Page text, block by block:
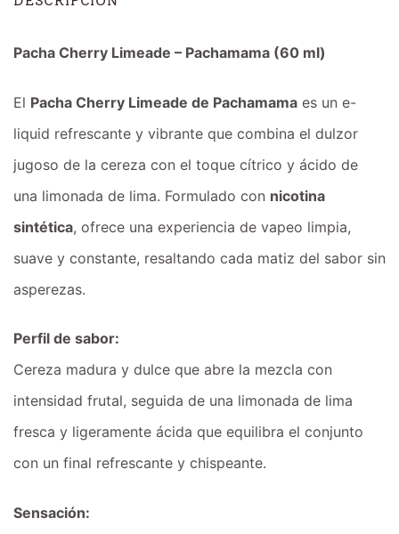
Pacha Cherry Limeade – Pachamama (60 ml)
El Pacha Cherry Limeade de Pachamama es un e-
liquid refrescante y vibrante que combina el dulzor
jugoso de la cereza con el toque cítrico y ácido de
una limonada de lima. Formulado con nicotina
sintética, ofrece una experiencia de vapeo limpia,
suave y constante, resaltando cada matiz del sabor sin
asperezas.
Perfil de sabor:
Cereza madura y dulce que abre la mezcla con
intensidad frutal, seguida de una limonada de lima
fresca y ligeramente ácida que equilibra el conjunto
con un final refrescante y chispeante.
Sensación: